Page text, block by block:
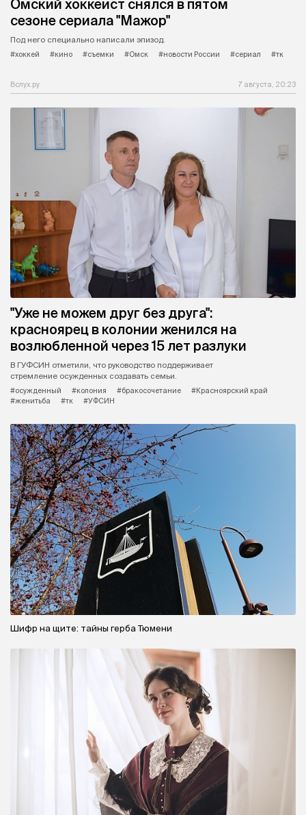
Омский хоккеист снялся в пятом
сезоне сериала "Мажор"
Под него специально написали эпизод.
#хоккей
#кино #съемки #Омск #новости России #сериал #тк
Вслух.ру 7 августа, 20:23
"Уже не можем друг без друга":
красноярец в колонии женился на
возлюбленной через 15 лет разлуки
В ГУФСИН отметили, что руководство поддерживает
стремление осужденных создавать семьи.
#осужденный
#колония #бракосочетание
#Красноярский край
#женитьба
#тк #УФСИН
Шифр на щите: тайны герба Тюмени